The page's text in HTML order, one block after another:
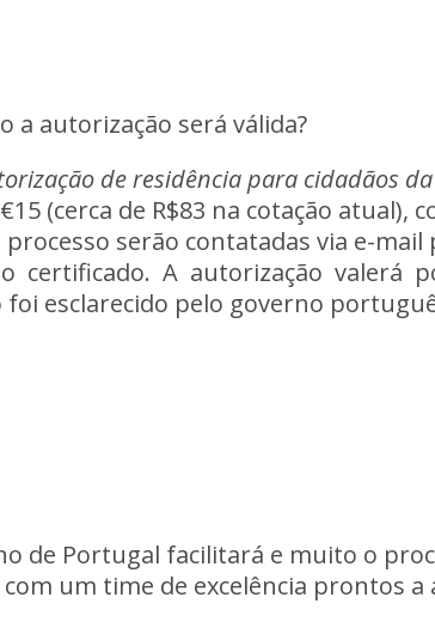
a autorização será válida?
deresidênciapara cidadãos da
€15 (cerca de R$83 na cotação atual),
processo serão contatadas via e-mail
certificado. A autorização valerá
foi esclarecido pelo governo
de Portugal facilitará e muito o
com um time de excelência prontos a